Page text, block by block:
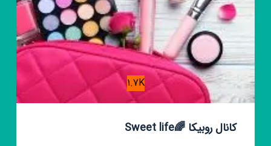
1.7K
کانال روبیکا 🌈Sweet life